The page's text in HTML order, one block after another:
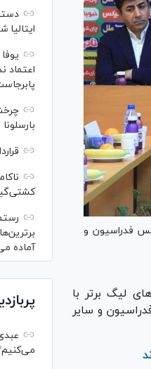
فدراسیون و
لیگ برتر با
و سایر
ایتالیا
اعتماد
قرارداد
آماده
می‌کنیم/